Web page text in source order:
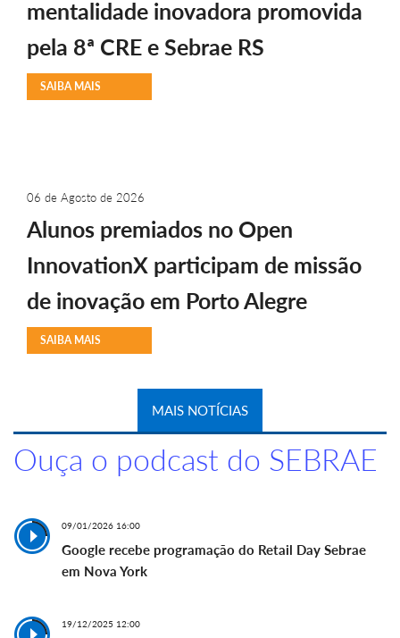
mentalidade inovadora promovida
pela 8ª CRE e Sebrae RS
SAIBA MAIS
06 de Agosto de 2026
Alunos premiados no Open
InnovationX participam de missão
de inovação em Porto Alegre
SAIBA MAIS
MAIS NOTÍCIAS
Ouça o podcast do SEBRAE
09/01/2026 16:00
Google recebe programação do Retail Day Sebrae
em Nova York
19/12/2025 12:00